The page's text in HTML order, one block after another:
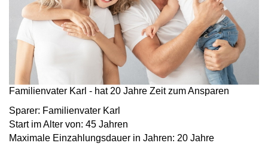
Familienvater Karl - hat 20 Jahre Zeit zum Ansparen
Sparer: Familienvater Karl
Start im Alter von: 45 Jahren
Maximale Einzahlungsdauer in Jahren: 20 Jahre